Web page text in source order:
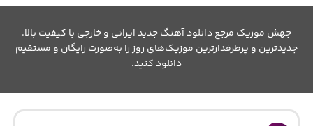
جهش موزیک مرجع دانلود آهنگ جدید ایرانی و خارجی با کیفیت بالا.
جدیدترین و پرطرفدارترین موزیک‌های روز را به‌صورت رایگان و مستقیم
دانلود کنید.